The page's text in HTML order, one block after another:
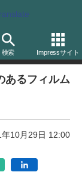
検索 Impressサイト
あるフィルム
年10月29日 12:00